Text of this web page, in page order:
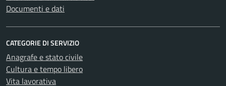
Documenti e dati
CATEGORIE DI SERVIZIO
Anagrafe e stato civile
Cultura e tempo libero
Vita lavorativa